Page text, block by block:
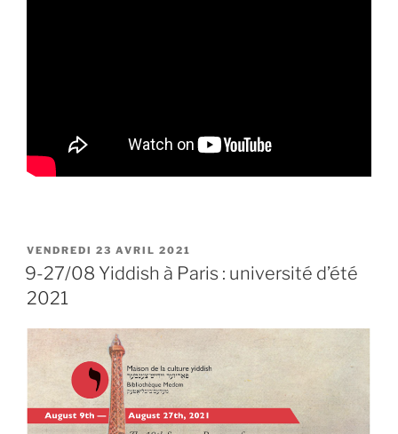
PUBLIÉ
LE
VENDREDI 23 AVRIL 2021
9-27/08 Yiddish à Paris : université d’été
2021